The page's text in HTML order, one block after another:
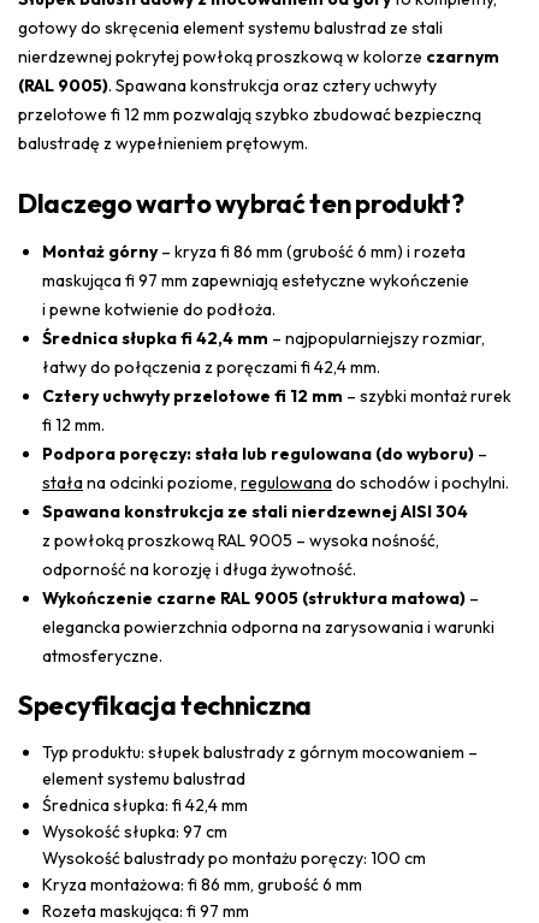
gotowy do skręcenia element systemu balustrad ze stali
nierdzewnej pokrytej powłoką proszkową w kolorze czarnym
(RAL 9005). Spawana konstrukcja oraz cztery uchwyty
przelotowe fi 12 mm pozwalają szybko zbudować bezpieczną
balustradę z wypełnieniem prętowym.
Dlaczego warto wybrać ten produkt?
Montaż górny– kryza fi 86 mm (grubość 6 mm) i rozeta
maskująca fi 97 mm zapewniają estetyczne wykończenie
i pewne kotwienie do podłoża.
Średnica słupka fi 42,4 mm – najpopularniejszy rozmiar,
łatwy do połączenia z poręczami fi 42,4 mm.
Cztery uchwyty przelotowe fi 12 mm – szybki montaż rurek
fi 12 mm.
Podpora poręczy: stała lub regulowana (do wyboru) –
stałana odcinki poziome, regulowanado schodów i pochylni.
Spawana konstrukcja ze stali nierdzewnej AISI 304
z powłoką proszkową RAL 9005 – wysoka nośność,
odporność na korozję i długa żywotność.
Wykończenie czarne RAL 9005 (struktura matowa) –
elegancka powierzchnia odporna na zarysowania i warunki
atmosferyczne.
Specyfikacja techniczna
Typ produktu: słupek balustrady z górnym mocowaniem –
element systemu balustrad
Średnica słupka: fi 42,4 mm
Wysokość słupka: 97 cm
Wysokość balustrady po montażu poręczy: 100 cm
Kryza montażowa: fi 86 mm, grubość 6 mm
Rozeta maskująca: fi 97 mm